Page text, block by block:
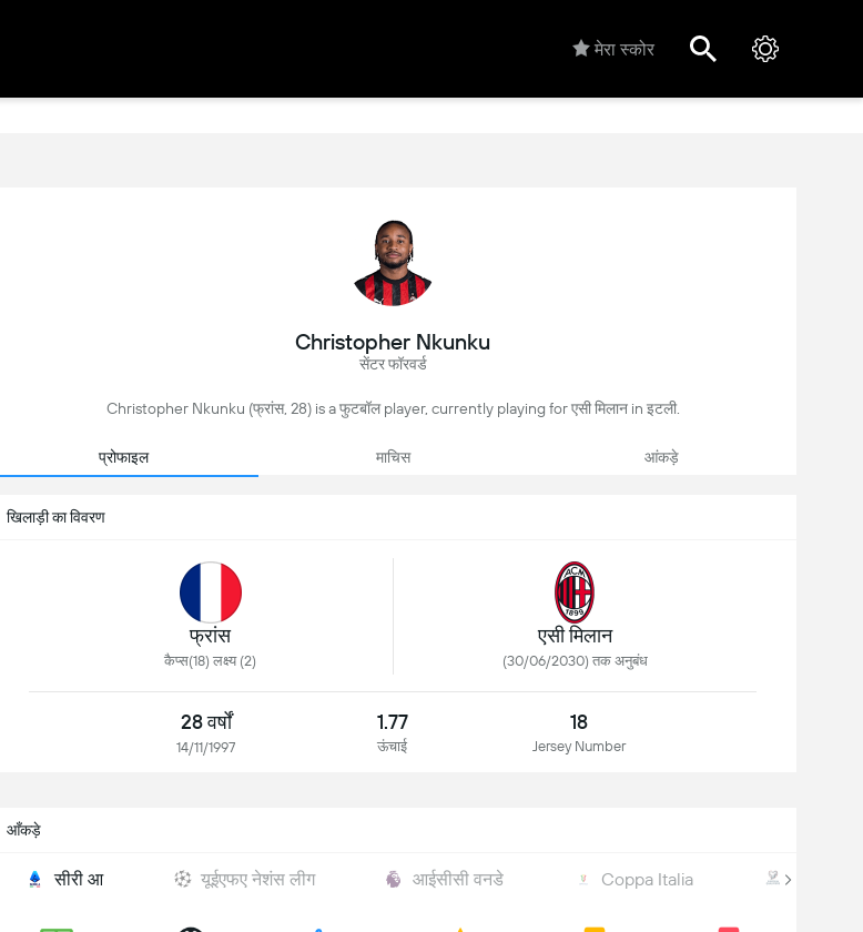
मेरा स्कोर
Christopher Nkunku
सेंटर फॉरवर्ड
Christopher Nkunku (फ्रांस, 28) is a फुटबॉल player, currently playing for एसी मिलान in इटली.
प्रोफाइल माचिस आंकड़े
खिलाड़ी का विवरण
फ्रांस
कैप्स(18) लक्ष्य (2)
एसी मिलान
(30/06/2030) तक अनुबंध
28 वर्षों
14/11/1997
1.77
ऊंचाई
18
Jersey Number
आँकड़े
सीरी आ यूईएफए नेशंस लीग आईसीसी वनडे Coppa Italia